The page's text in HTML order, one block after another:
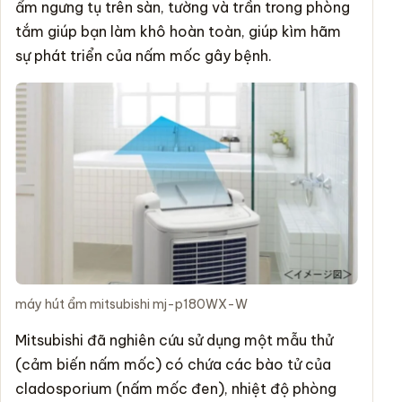
ẩm ngưng tụ trên sàn, tường và trần trong phòng
tắm giúp bạn làm khô hoàn toàn, giúp kìm hãm
sự phát triển của nấm mốc gây bệnh.
máy hút ẩm mitsubishi mj-p180WX-W
Mitsubishi đã nghiên cứu sử dụng một mẫu thử
(cảm biến nấm mốc) có chứa các bào tử của
cladosporium (nấm mốc đen), nhiệt độ phòng